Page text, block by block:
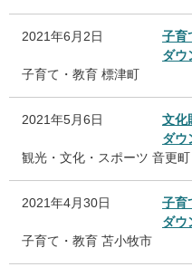
2021年6月2日
子育
ダウ
子育て・教育 標津町
2021年5月6日
文化
ダウ
観光・文化・スポーツ 音更町
2021年4月30日
子育
ダウ
子育て・教育 苫小牧市